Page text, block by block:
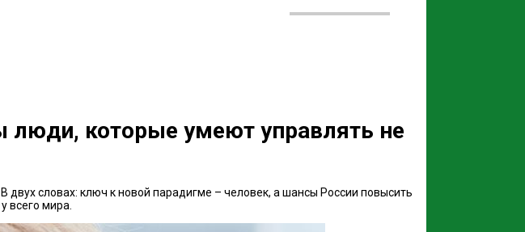
которые умеют управлять не
словах: ключ к новой парадигме – человек, а шансы России повысить
всего мира.